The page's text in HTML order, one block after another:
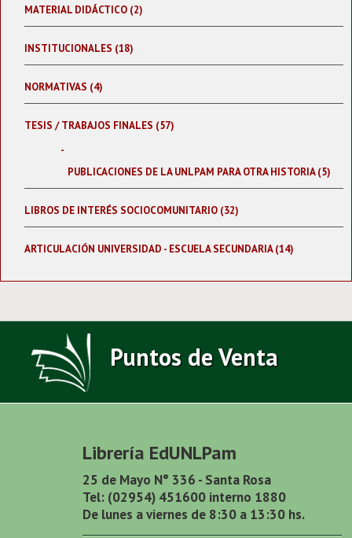
MATERIAL DIDÁCTICO (2)
INSTITUCIONALES (18)
NORMATIVAS (4)
TESIS / TRABAJOS FINALES (57)
PUBLICACIONES DE LA UNLPAM PARA OTRA HISTORIA (5)
LIBROS DE INTERÉS SOCIOCOMUNITARIO (32)
ARTICULACIÓN UNIVERSIDAD - ESCUELA SECUNDARIA (14)
Puntos de Venta
Librería EdUNLPam
25 de Mayo N° 336 - Santa Rosa
Tel: (02954) 451600 interno 1880
De lunes a viernes de 8:30 a 13:30 hs.